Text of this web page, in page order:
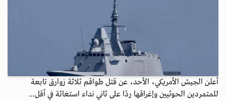
أعلن الجيش الأمريكي، الأحد، عن قتل طواقم ثلاثة زوارق تابعة
للمتمردين الحوثيين وإغراقها ردًا على ثاني نداء استغاثة في أقل...